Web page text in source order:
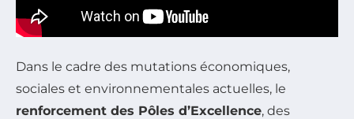
Dans le cadre des mutations économiques,
sociales et environnementales actuelles, le
renforcement des Pôles d’Excellence, des